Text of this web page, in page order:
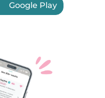
Google Play